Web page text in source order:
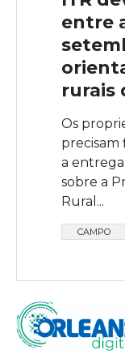
entre
rurais
Os
precisam
a
sobre a
Rural...
CAMPO